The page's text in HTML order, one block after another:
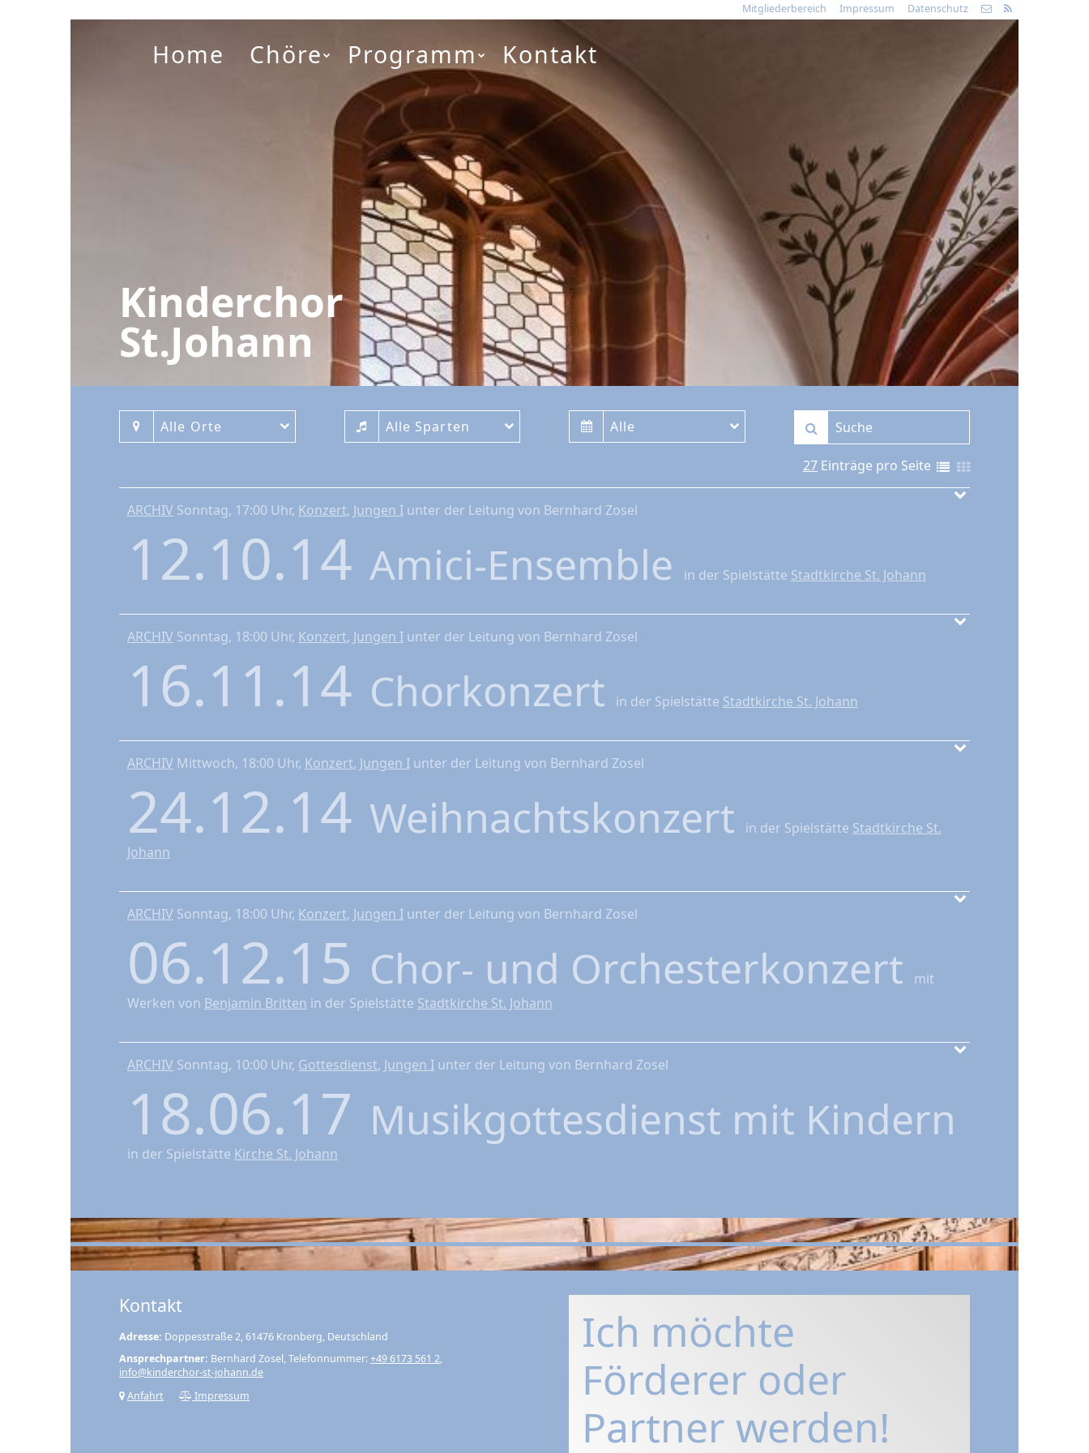
Mitgliederbereich Impressum Datenschutz
Kinderchor
St.Johann
Home Chöre Programm Kontakt
Alle Orte Alle Sparten Alle
27 Einträge pro Seite
ARCHIV Sonntag, 17:00 Uhr, Konzert, Jungen I unter der Leitung von Bernhard Zosel
12.10.14 Amici-Ensemble in der Spielstätte Stadtkirche St. Johann
ARCHIV Sonntag, 18:00 Uhr, Konzert, Jungen I unter der Leitung von Bernhard Zosel
16.11.14 Chorkonzert in der Spielstätte Stadtkirche St. Johann
ARCHIV Mittwoch, 18:00 Uhr, Konzert, Jungen I unter der Leitung von Bernhard Zosel
24.12.14 Weihnachtskonzert in der Spielstätte Stadtkirche St.
Johann
ARCHIV Sonntag, 18:00 Uhr, Konzert, Jungen I unter der Leitung von Bernhard Zosel
06.12.15 Chor- und Orchesterkonzert
mit
Werken von Benjamin Britten in der Spielstätte Stadtkirche St. Johann
ARCHIV Sonntag, 10:00 Uhr, Gottesdienst, Jungen I unter der Leitung von Bernhard Zosel
18.06.17 Musikgottesdienst mit Kindern
in der Spielstätte Kirche St. Johann
Kontakt
Adresse: Doppesstraße 2, 61476 Kronberg, Deutschland
Ansprechpartner: Bernhard Zosel, Telefonnummer:+49 6173 561 2,
info@kinderchor-st-johann.de
Anfahrt
Impressum
Ich möchte
Förderer oder
Partner werden!